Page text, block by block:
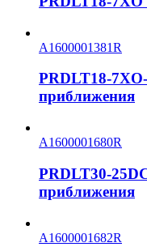
A1600001381R
PRDLT18-
приближения
A1600001680R
PRDLT30-
приближения
A1600001682R